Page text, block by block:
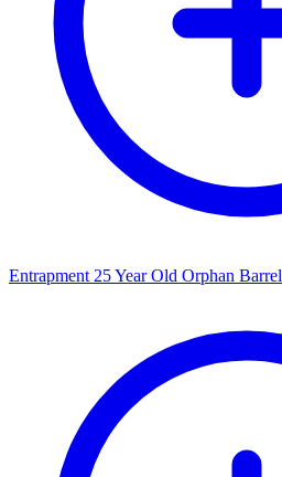
Entrapment 25 Year Old Orphan Barrel